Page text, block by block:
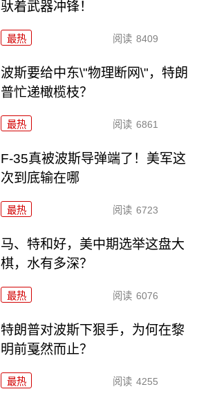
驮着武器冲锋！
最热 阅读 8409
波斯要给中东\"物理断网\"，特朗
普忙递橄榄枝？
最热 阅读 6861
F-35真被波斯导弹端了！美军这
次到底输在哪
最热 阅读 6723
马、特和好，美中期选举这盘大
棋，水有多深？
最热 阅读 6076
特朗普对波斯下狠手，为何在黎
明前戛然而止？
最热 阅读 4255